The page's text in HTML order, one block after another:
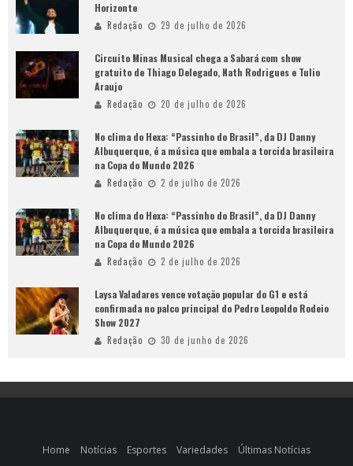
Horizonte
Redação 29 de julho de 2026
Circuito Minas Musical chega a Sabará com show
gratuito de Thiago Delegado, Nath Rodrigues e Tulio
Araujo
Redação 20 de julho de 2026
No clima do Hexa: “Passinho do Brasil”, da DJ Danny
Albuquerque, é a música que embala a torcida brasileira
na Copa do Mundo 2026
Redação 2 de julho de 2026
No clima do Hexa: “Passinho do Brasil”, da DJ Danny
Albuquerque, é a música que embala a torcida brasileira
na Copa do Mundo 2026
Redação 2 de julho de 2026
Laysa Valadares vence votação popular do G1 e está
confirmada no palco principal do Pedro Leopoldo Rodeio
Show 2027
Redação 30 de junho de 2026
Home Notícias Esportes Variedades Últimas Notícias